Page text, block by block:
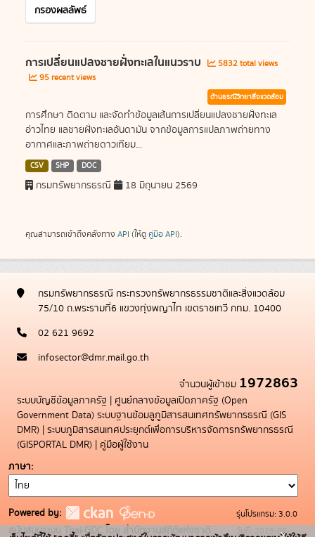
กรองผลลัพธ์
การเปลี่ยนแปลงชายฝั่งทะเลในแนวราบ
5832 total views
95 recent views
ด้านธรณีวิทยาสิ่งแวดล้อม
การศึกษา ติดตาม และจัดทำข้อมูลเส้นการเปลี่ยนแปลงชายฝั่งทะเล
อ่าวไทย แลชายฝั่งทะเลอันดามัน จากข้อมูลการแปลภาพถ่ายทาง
อากาศและภาพถ่ายดาวเทียม...
CSV SHP DOC
กรมทรัพยากรธรณี 18 มิถุนายน 2569
คุณสามารถเข้าถึงคลังทาง API (ให้ดู คู่มือ API).
กรมทรัพยากรธรณี กระทรวงทรัพยากรธรรมชาติและสิ่งแวดล้อม
75/10 ถ.พระรามที่6 แขวงทุ่งพญาไท เขตราชเทวี กทม. 10400
02 621 9692
infosector@dmr.mail.go.th
จำนวนผู้เข้าชม 1972863
ระบบบัญชีข้อมูลภาครัฐ | ศูนย์กลางข้อมูลเปิดภาครัฐ (Open
Government Data) ระบบฐานข้อมลูภูมิสารสนเทศทรัพยากรธรณี (GIS
DMR) | ระบบภูมิสารสนเทศประยุกต์เพื่อการบริหารจัดการทรัพยากรธรณี
(GISPORTAL DMR) | คู่มือผู้ใช้งาน
ภาษา
Powered by:
สนับสนุนระบบ Thai-GDC โดย สำนักงานสถิติแห่งชาติ
รุ่นโปรแกรม: 3.0.0
วันที่: 2025-05-